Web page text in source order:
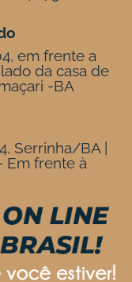
em frente a
da casa de
-BA
Serrinha/BA |
Em frente à